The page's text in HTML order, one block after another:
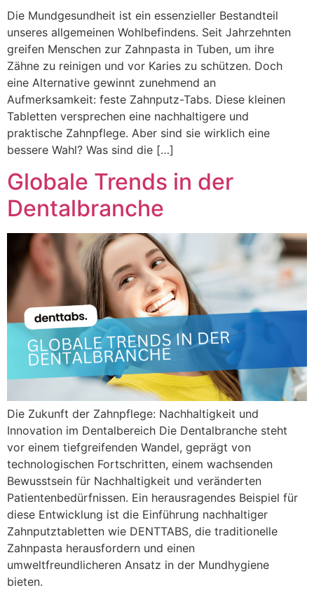
Die Mundgesundheit ist ein essenzieller Bestandteil
unseres allgemeinen Wohlbefindens. Seit Jahrzehnten
greifen Menschen zur Zahnpasta in Tuben, um ihre
Zähne zu reinigen und vor Karies zu schützen. Doch
eine Alternative gewinnt zunehmend an
Aufmerksamkeit: feste Zahnputz-Tabs. Diese kleinen
Tabletten versprechen eine nachhaltigere und
praktische Zahnpflege. Aber sind sie wirklich eine
bessere Wahl? Was sind die […]
Globale Trends in der
Dentalbranche
Die Zukunft der Zahnpflege: Nachhaltigkeit und
Innovation im Dentalbereich Die Dentalbranche steht
vor einem tiefgreifenden Wandel, geprägt von
technologischen Fortschritten, einem wachsenden
Bewusstsein für Nachhaltigkeit und veränderten
Patientenbedürfnissen. Ein herausragendes Beispiel für
diese Entwicklung ist die Einführung nachhaltiger
Zahnputztabletten wie DENTTABS, die traditionelle
Zahnpasta herausfordern und einen
umweltfreundlicheren Ansatz in der Mundhygiene
bieten.